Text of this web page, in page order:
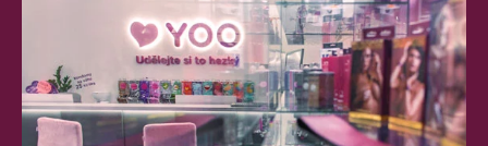
Dodání do 2. dne
Na rychlosti záleží! Vše důležité máme
a okamžitě odesíláme.